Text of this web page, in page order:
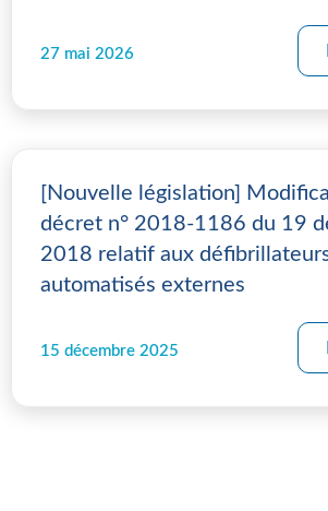
27 mai 2026
[Nouvelle législation]
décret n° 2018-1186 du 19
2018 relatif aux
automatisés externes
15 décembre 2025